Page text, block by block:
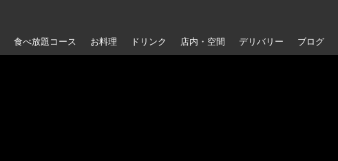
食べ放題コース お料理 ドリンク 店内・空間 デリバリー ブログ